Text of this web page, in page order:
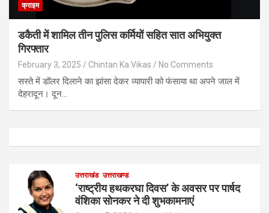
क्राइम
डकैती में शामिल तीन पुलिस कर्मियों सहित सात अभियुक्त
गिरफ्तार
February 3, 2025 Chintan Ka Vikas No Comments
सस्ते में डॉलर दिलाने का झांसा देकर व्यापारी को फंसाया था अपने जाल में
देहरादून। दून…
उत्तराखंड उत्तराखण्ड
‘राष्ट्रीय हथकरघा दिवस’ के अवसर पर पार्षद
वंशिका सोनकर ने दी शुभकामनाएं